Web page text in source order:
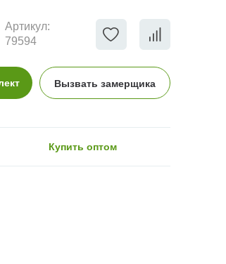
Артикул:
79594
Вызвать замерщика
Купить оптом